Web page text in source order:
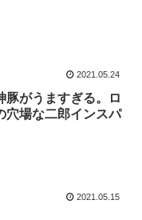
2021.05.24
豚がうますぎる。ロ
穴場な二郎インスパ
2021.05.15